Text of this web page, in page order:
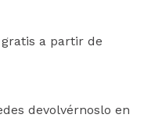
a partir de
devolvérnoslo en